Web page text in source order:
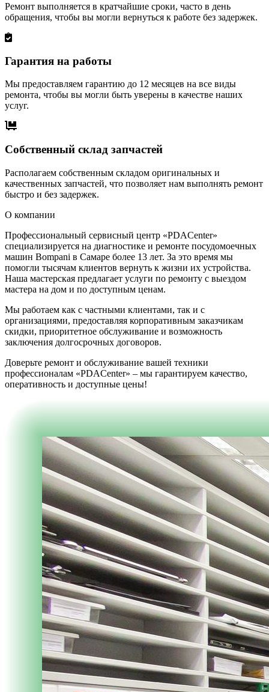
Ремонт выполняется в кратчайшие сроки, часто в день
обращения, чтобы вы могли вернуться к работе без задержек.
Гарантия на работы
Мы предоставляем гарантию до 12 месяцев на все виды
ремонта, чтобы вы могли быть уверены в качестве наших
услуг.
Собственный склад запчастей
Располагаем собственным складом оригинальных и
качественных запчастей, что позволяет нам выполнять ремонт
быстро и без задержек.
О компании
Профессиональный сервисный центр «PDACenter»
специализируется на диагностике и ремонте посудомоечных
машин Bompani в Самаре более 13 лет. За это время мы
помогли тысячам клиентов вернуть к жизни их устройства.
Наша мастерская предлагает услуги по ремонту с выездом
мастера на дом и по доступным ценам.
Мы работаем как с частными клиентами, так и с
организациями, предоставляя корпоративным заказчикам
скидки, приоритетное обслуживание и возможность
заключения долгосрочных договоров.
Доверьте ремонт и обслуживание вашей техники
профессионалам «PDACenter» – мы гарантируем качество,
оперативность и доступные цены!